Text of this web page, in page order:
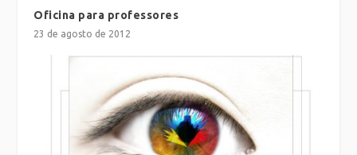
Oficina para professores
23 de agosto de 2012